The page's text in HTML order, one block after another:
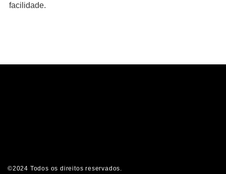
facilidade.
©2024 Todos os direitos reservados.